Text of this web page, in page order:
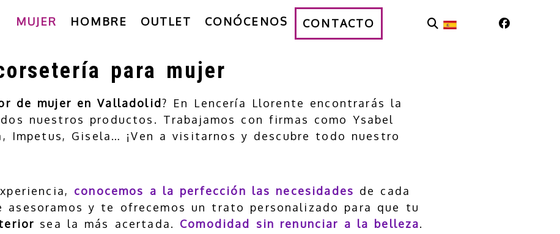
MUJER HOMBRE OUTLET CONÓCENOS CONTACTO
para mujer
de mujer en Valladolid? En Lencería Llorente encontrarás la
nuestros productos. Trabajamos con firmas como Ysabel
Impetus, Gisela… ¡Ven a visitarnos y descubre todo nuestro
conocemos a la perfección las necesidades de cada
asesoramos y te ofrecemos un trato personalizado para que tu
sea la más acertada. Comodidad sin renunciar a la belleza.